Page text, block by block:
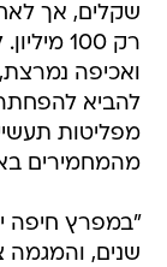
שקלים, אך
רק 100
ואכיפה
להביא
מפליטות
מהמחמירים
שנים, והמגמה